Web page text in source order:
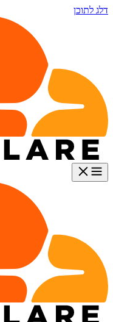
דלג לתוכן